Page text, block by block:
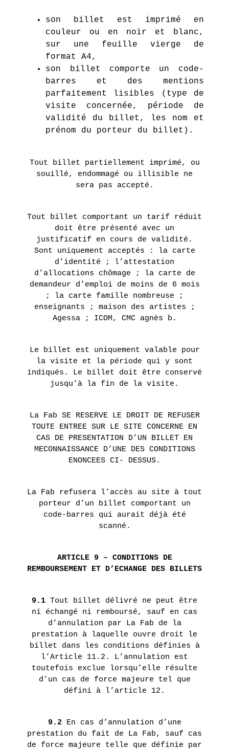
son billet est imprimé en
couleur ou en noir et blanc,
sur une feuille vierge de
format A4,
son billet comporte un code-
barres et des mentions
parfaitement lisibles (type de
visite concernée, période de
validité du billet, les nom et
prénom du porteur du billet).
Tout billet partiellement imprimé, ou
souillé, endommagé ou illisible ne
sera pas accepté.
Tout billet comportant un tarif réduit
doit être présenté avec un
justificatif en cours de validité.
Sont uniquement acceptés : la carte
d’identité ; l’attestation
d’allocations chômage ; la carte de
demandeur d’emploi de moins de 6 mois
; la carte famille nombreuse ;
enseignants ; maison des artistes ;
Agessa ; ICOM, CMC agnès b.
Le billet est uniquement valable pour
la visite et la période qui y sont
indiqués. Le billet doit être conservé
jusqu’à la fin de la visite.
La Fab SE RESERVE LE DROIT DE REFUSER
TOUTE ENTREE SUR LE SITE CONCERNE EN
CAS DE PRESENTATION D’UN BILLET EN
MECONNAISSANCE D’UNE DES CONDITIONS
ENONCEES CI- DESSUS.
La Fab refusera l’accès au site à tout
porteur d’un billet comportant un
code-barres qui aurait déjà été
scanné.
ARTICLE 9 – CONDITIONS DE
REMBOURSEMENT ET D’ECHANGE DES BILLETS
9.1 Tout billet délivré ne peut être
ni échangé ni remboursé, sauf en cas
d’annulation par La Fab de la
prestation à laquelle ouvre droit le
billet dans les conditions définies à
l’Article 11.2. L’annulation est
toutefois exclue lorsqu’elle résulte
d’un cas de force majeure tel que
défini à l’article 12.
9.2En cas d’annulation d’une
prestation du fait de La Fab, sauf cas
de force majeure telle que définie par